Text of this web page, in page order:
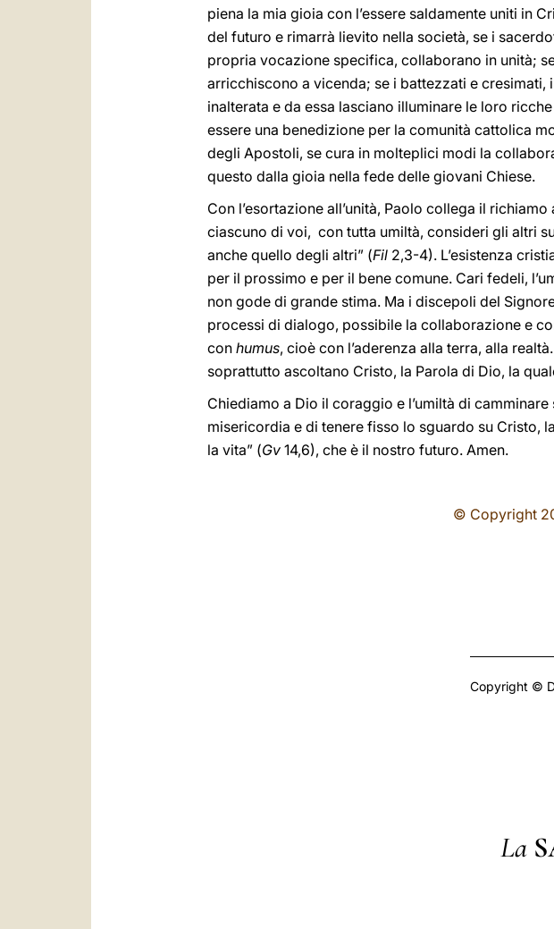
piena la mia gioia con l’essere saldamente uniti in
del futuro e rimarrà lievito nella società, se i
propria vocazione specifica, collaborano in unità;
arricchiscono a vicenda; se i battezzati e
inalterata e da essa lasciano illuminare le loro
essere una benedizione per la comunità cattolica
degli Apostoli, se cura in molteplici modi la
questo dalla gioia nella fede delle giovani Chiese.
Con l’esortazione all’unità, Paolo collega il
ciascuno di voi, con tutta umiltà, consideri gli altri
anche quello degli altri” (Fil 2,3-4). L’esistenza
per il prossimo e per il bene comune. Cari fedeli,
non gode di grande stima. Ma i discepoli del
processi di dialogo, possibile la collaborazione e
con humus, cioè con l’aderenza alla terra, alla
soprattutto ascoltano Cristo, la Parola di Dio, la
Chiediamo a Dio il coraggio e l’umiltà di
misericordia e di tenere fisso lo sguardo su Cristo,
la vita” (Gv 14,6), che è il nostro futuro. Amen.
© Copyright
Copyright ©
La